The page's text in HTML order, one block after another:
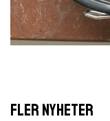
FLER NYHETER